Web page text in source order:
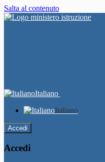
Salta al contenuto
Italiano
Italiano
Accedi
Accedi